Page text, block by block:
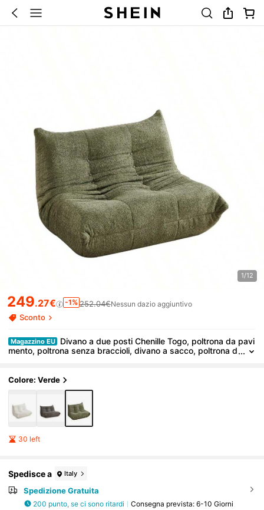
1/12
249.27€ -1% 252.04€Nessun dazio aggiuntivo
Sconto
Magazzino EU
Divano a due posti Chenille Togo, poltrona da pavi
mento, poltrona senza braccioli, divano a sacco, poltrona d
o
Colore: Verde
30 left
Spedisce a Italy
Spedizione Gratuita
200 punto, se ci sono ritardi Consegna prevista: 6-10 Giorni